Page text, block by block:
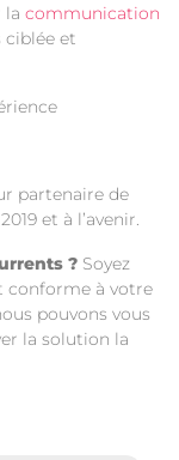
la communication
ciblée et
partenaire de
et à l’avenir.
? Soyez
conforme à votre
pouvons vous
la solution la